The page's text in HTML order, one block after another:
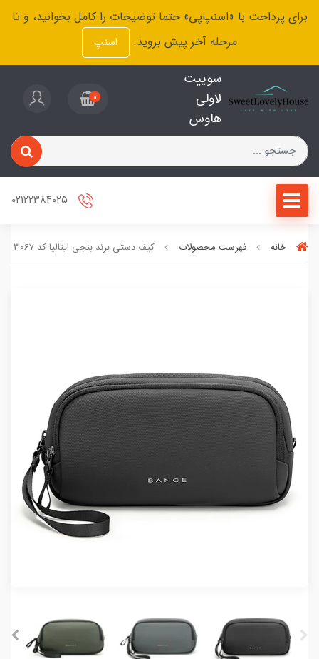
برای پرداخت با «اسنپ‌پی» حتما توضیحات را کامل بخوانید، و تا
مرحله آخر پیش بروید.
اسنپ
سوییت
لاولی
هاوس
0
خانه فهرست محصولات کیف دستی برند بنجی ایتالیا کد 3067